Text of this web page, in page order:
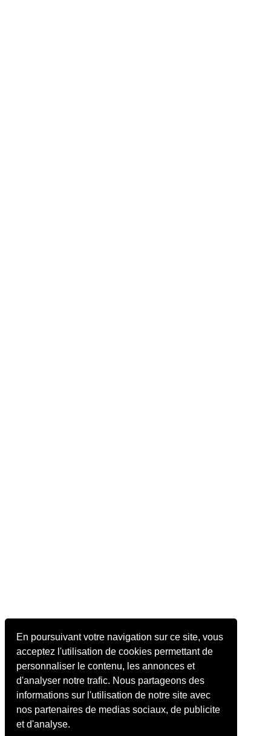
En poursuivant votre navigation sur ce site, vous
acceptez l'utilisation de cookies permettant de
personnaliser le contenu, les annonces et
d'analyser notre trafic. Nous partageons des
informations sur l'utilisation de notre site avec
nos partenaires de medias sociaux, de publicite
et d'analyse.